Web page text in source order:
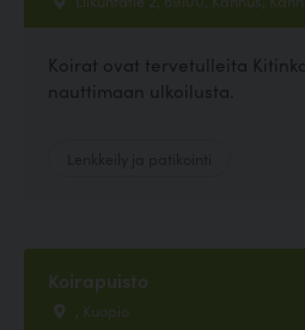
Koirat ovat tervetulleita
nauttimaan ulkoilusta.
Koirapuisto
, Kuopio